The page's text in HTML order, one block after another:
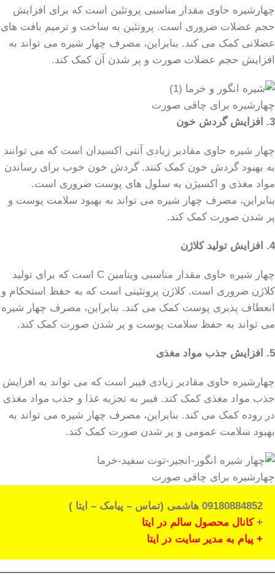
چهارشیره حاوی مقدار مناسبی پروتئین است که برای افزایش
حجم عضلات ضروری است. پروتئین به ساخت و ترمیم بافت های
عضلانی کمک می کند. بنابراین، مصرف چهار شیره می تواند به
افزایش حجم عضلات صورت و پر شدن آن کمک کند.
چهارشیره برای چاقی صورت
3. افزایش گردش خون
چهار شیره حاوی مقادیر زیادی آنتی اکسیدان است که می توانند
به بهبود گردش خون کمک کنند. گردش خون خوب برای رساندن
مواد مغذی و اکسیژن به سلول های پوست ضروری است.
بنابراین، مصرف چهار شیره می تواند به بهبود سلامت پوست و
پر شدن صورت کمک کند.
4. افزایش تولید کلاژن
چهار شیره حاوی مقدار مناسبی ویتامین C است که برای تولید
کلاژن ضروری است. کلاژن پروتئینی است که به حفظ استحکام و
انعطاف پذیری پوست کمک می کند. بنابراین، مصرف چهار شیره
می تواند به حفظ سلامت پوست و پر شدن صورت کمک کند.
5. افزایش جذب مواد مغذی
چهارشیره حاوی مقادیر زیادی فیبر است که می تواند به افزایش
جذب مواد مغذی کمک کند. فیبر به تجزیه غذا و جذب مواد مغذی
در روده کمک می کند. بنابراین، مصرف چهار شیره می تواند به
بهبود سلامت عمومی و پر شدن صورت کمک کند.
چهارشیره برای چاقی صورت
09180884852 هاشمی (تماس – پیامک – ایتا )
+کانال محصول سالم در ایتا
+ پیام به مدیر سایت در ایتا